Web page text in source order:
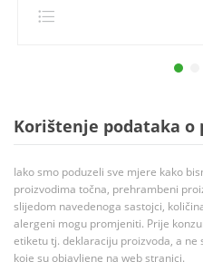
Korištenje podataka o
Iako smo poduzeli sve mjere kako
proizvodima točna, prehrambeni
slijedom navedenoga sastojci,
alergeni mogu promjeniti. Prije
etiketu tj. deklaraciju proizvoda, a
koje su objavljene na web stranici.